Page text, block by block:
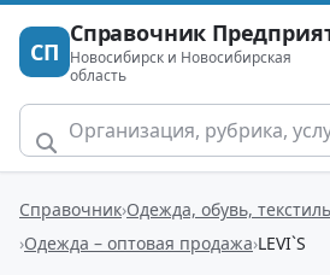
СП
Справочник
Новосибирск и Новосибирская
область
Справочник Одежда, обувь, текстиль
Одежда – оптовая продажа LEVI`S